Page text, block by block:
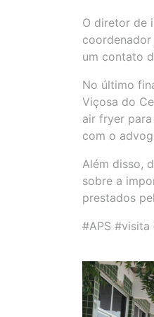
O diretor de
um contato
No último
Viçosa do
air fryer
com o
Além disso,
sobre a
prestados
#APS